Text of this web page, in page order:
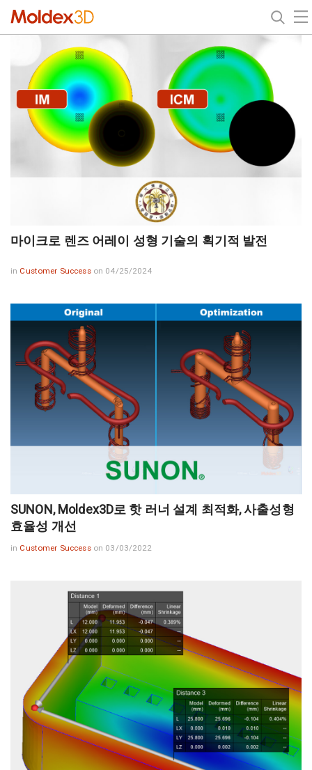
마이크로 렌즈 어레이 성형 기술의 획기적 발전
in Customer Success on 04/25/2024
SUNON, Moldex3D로 핫 러너 설계 최적화, 사출성형
효율성 개선
in Customer Success on 03/03/2022